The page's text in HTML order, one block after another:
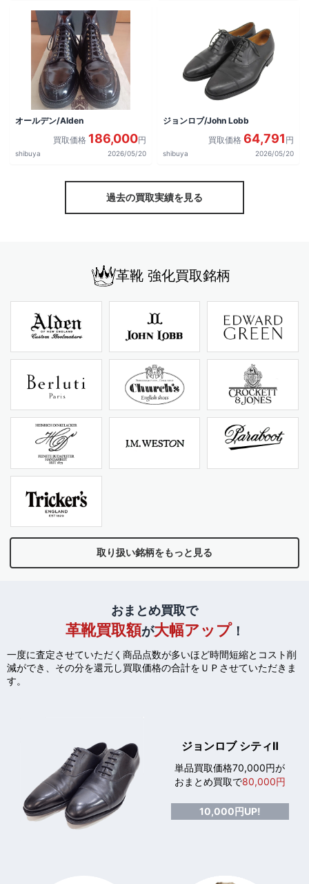
オールデン/Alden
買取価格 186,000円
shibuya 2026/05/20
ジョンロブ/John Lobb
買取価格 64,791 円
shibuya 2026/05/20
過去の買取実績を見る
革靴 強化買取銘柄
取り扱い銘柄をもっと見る
おまとめ買取で
革靴買取額が大幅アップ！
一度に査定させていただく商品点数が多いほど時間短縮とコスト削
減ができ、 その分を還元し買取価格の合計をＵＰさせていただきま
す。
ジョンロブ シティⅡ
単品買取価格70,000円が
おまとめ買取で80,000円
10,000円UP!